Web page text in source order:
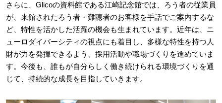
さらに、Glicoの資料館である江崎記念館では、ろう者の従業員
が、来館されたろう者・難聴者のお客様を手話でご案内するな
ど、特性を活かした活躍の機会も生まれています。近年は、ニ
ューロダイバーシティの視点にも着目し、多様な特性を持つ人
財が力を発揮できるよう、採用活動や職場づくりを進めていま
す。今後も、誰もが自分らしく働き続けられる環境づくりを通
じて、持続的な成長を目指していきます。